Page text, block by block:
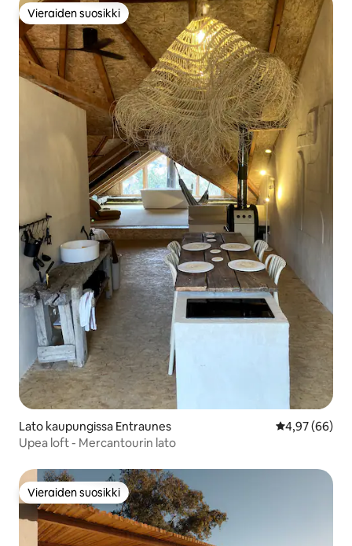
Vieraiden suosikki
Vieraiden suosikki
Lato kaupungissa Entraunes
4,97 (66)
Upea loft - Mercantourin lato
Vieraiden suosikki
Vieraiden suosikki